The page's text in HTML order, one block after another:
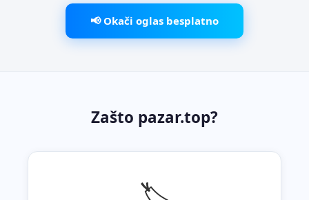
📢 Okači oglas besplatno
Zašto pazar.top?